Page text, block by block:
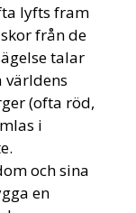
lyfts fram
från de
talar
världens
(ofta röd,
i
och sina
en